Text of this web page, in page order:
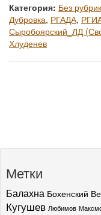
Категория: Без
Дубровка, РГАДА,
Сыробоярский_ЛД
Хлуденев
Метки
Балахна Бохенский
Кугушев Любимов